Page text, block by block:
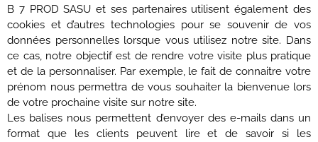
B 7 PROD SASU et ses partenaires utilisent également des
cookies et d’autres technologies pour se souvenir de vos
données personnelles lorsque vous utilisez notre site. Dans
ce cas, notre objectif est de rendre votre visite plus pratique
et de la personnaliser. Par exemple, le fait de connaitre votre
prénom nous permettra de vous souhaiter la bienvenue lors
de votre prochaine visite sur notre site.
Les balises nous permettent d’envoyer des e-mails dans un
format que les clients peuvent lire et de savoir si les